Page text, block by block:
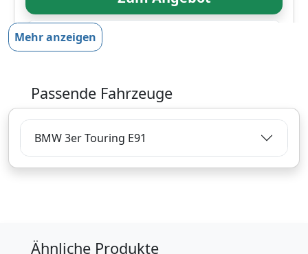
Produktinformationen des Anbieters
79,48€
inklusive Mehrwertsteuer
Versandkostenfrei
Verkauf und Versand durch
Mehr anzeigen
Passende Fahrzeuge
BMW 3er Touring E91
Ähnliche Produkte